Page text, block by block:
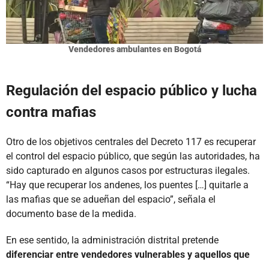
Vendedores ambulantes en Bogotá
Regulación del espacio público y lucha
contra mafias
Otro de los objetivos centrales del Decreto 117 es recuperar
el control del espacio público, que según las autoridades, ha
sido capturado en algunos casos por estructuras ilegales.
“Hay que recuperar los andenes, los puentes […] quitarle a
las mafias que se adueñan del espacio”, señala el
documento base de la medida.
En ese sentido, la administración distrital pretende
diferenciar entre vendedores vulnerables y aquellos que